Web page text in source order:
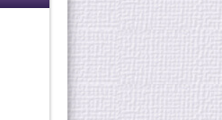
Bewertungen: 1